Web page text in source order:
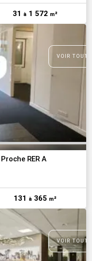
31 à 1 572 m²
VOIR
RER A
131 à 365 m²
VOIR